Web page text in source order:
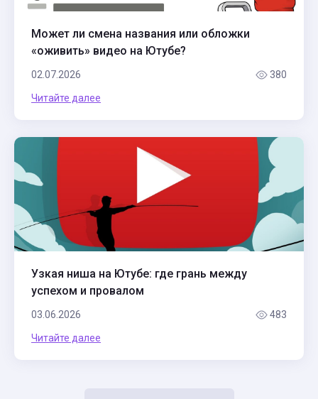
Может ли смена названия или обложки
«оживить» видео на Ютубе?
02.07.2026 380
Читайте далее
Узкая ниша на Ютубе: где грань между
успехом и провалом
03.06.2026 483
Читайте далее